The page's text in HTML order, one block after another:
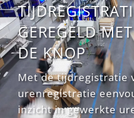
GEREGELD
DE KNOP
Met de tijdregistratie
urenregistratie
inzicht in gewerkte